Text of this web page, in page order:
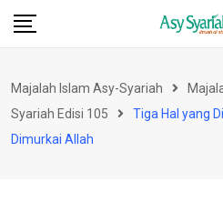
Skip
Majalah Islam Asy-Syariah
Syariah Edisi 105
Tiga Hal yang
Dimurkai Allah